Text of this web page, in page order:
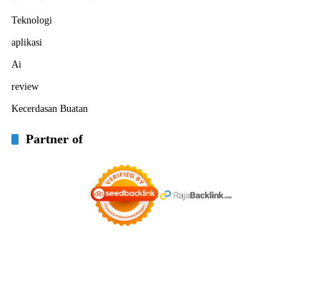
Teknologi
aplikasi
Ai
review
Kecerdasan Buatan
Partner of